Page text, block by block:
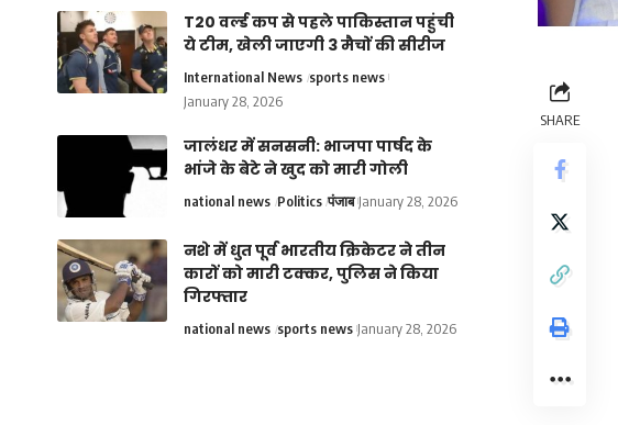
SHARE
T20 वर्ल्ड कप से पहले पाकिस्तान पहुंची
ये टीम, खेली जाएगी 3 मैचों की सीरीज
International News sports news
January 28, 2026
जालंधर में सनसनी: भाजपा पार्षद के
भांजे के बेटे ने खुद को मारी गोली
national news Politics पंजाब January 28, 2026
नशे में धुत पूर्व भारतीय क्रिकेटर ने तीन
कारों को मारी टक्कर, पुलिस ने किया
गिरफ्तार
national news sports news January 28, 2026